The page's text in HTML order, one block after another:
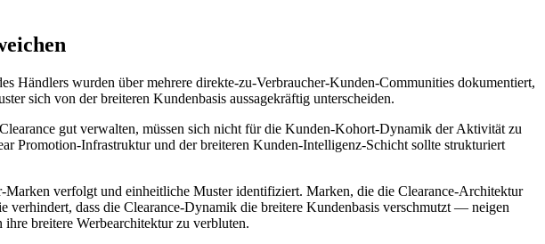
Händlers wurden über mehrere direkte-zu-Verbraucher-Kunden-Communities dokumentiert,
sich von der breiteren Kundenbasis aussagekräftig unterscheiden.
gut verwalten, müssen sich nicht für die Kunden-Kohort-Dynamik der Aktivität zu
Promotion-Infrastruktur und der breiteren Kunden-Intelligenz-Schicht sollte strukturiert
verfolgt und einheitliche Muster identifiziert. Marken, die die Clearance-Architektur
dass die Clearance-Dynamik die breitere Kundenbasis verschmutzt — neigen
breitere Werbearchitektur zu verbluten.